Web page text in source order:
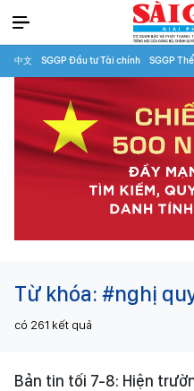
中文 SGGP Đầu tư Tài chính SGGP
Từ khóa: #nghị
có 261 kết quả
Bản tin tối 7-8: Hiện